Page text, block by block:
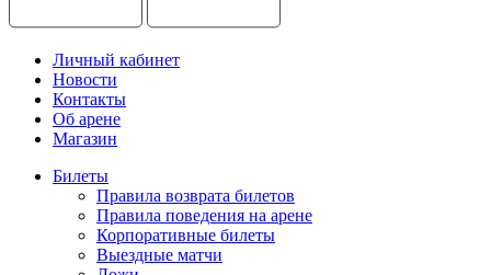
Личный кабинет
Новости
Контакты
Об арене
Магазин
Билеты
Правила возврата билетов
Правила поведения на арене
Корпоративные билеты
Выездные матчи